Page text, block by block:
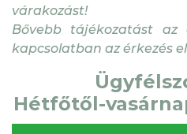
várakozást!
Bővebb tájékozatást az
kapcsolatban az érkezés
Hétfőtől-